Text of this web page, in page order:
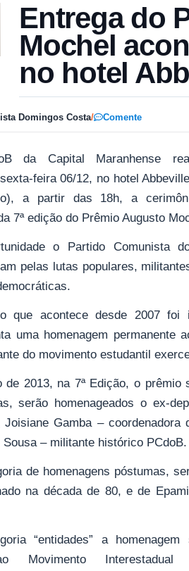
Entrega do
Mochel
no hotel
Domingos Costa/ Comente
da Capital Maranhense
feira 06/12, no hotel
a partir das 18h, a
7ª edição do Prêmio Augusto
o Partido Comunista
pelas lutas populares,
que acontece desde 2007 foi
uma homenagem permanente
do movimento estudantil
de 2013, na 7ª Edição, o prêmio
serão homenageados o ex-
Joisiane Gamba –
– militante histórico PCdoB.
de homenagens póstumas,
na década de 80, e de
“entidades” a homenagem
Movimento Interestadual